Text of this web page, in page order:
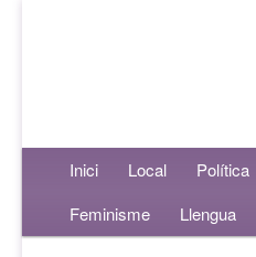
Menú principalAneu al contingut
Aneu al contingut
Inici Local Política
Feminisme
Llengua